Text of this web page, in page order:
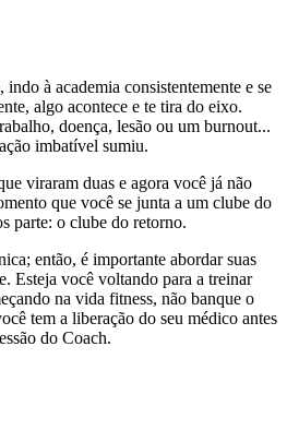
à academia consistentemente e se
algo acontece e te tira do eixo.
doença, lesão ou um burnout...
imbatível sumiu.
viraram duas e agora você já não
que você se junta a um clube do
parte: o clube do retorno.
então, é importante abordar suas
Esteja você voltando para a treinar
na vida fitness, não banque o
tem a liberação do seu médico antes
do Coach.